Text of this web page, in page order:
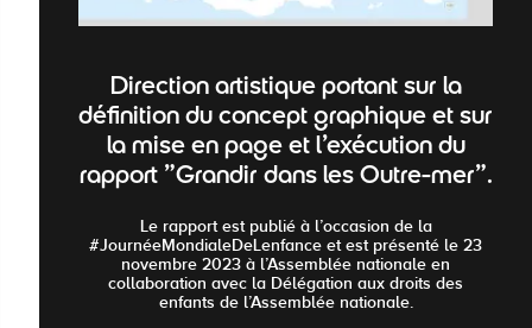
Direction artistique portant sur la
définition du concept graphique et sur
la mise en page et l'exécution du
rapport "Grandir dans les Outre-mer".
Le rapport est publié à l’occasion de la
#JournéeMondialeDeLenfance et est présenté le 23
novembre 2023 à l’Assemblée nationale en
collaboration avec la Délégation aux droits des
enfants de l’Assemblée nationale.